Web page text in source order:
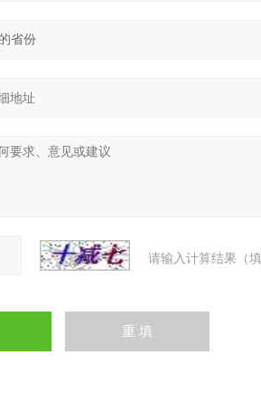
请输入计算结果（